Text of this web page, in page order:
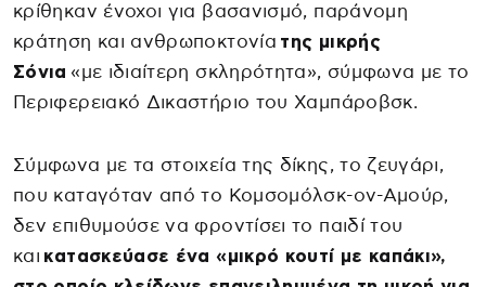
κρίθηκαν ένοχοι για βασανισμό, παράνομη
κράτηση και ανθρωποκτονία της μικρής
Σόνια «με ιδιαίτερη σκληρότητα», σύμφωνα με το
Περιφερειακό Δικαστήριο του Χαμπάροβσκ.
Σύμφωνα με τα στοιχεία της δίκης, το ζευγάρι,
που καταγόταν από το Κομσομόλσκ-ον-Αμούρ,
δεν επιθυμούσε να φροντίσει το παιδί του
και κατασκεύασε ένα «μικρό κουτί με καπάκι»,